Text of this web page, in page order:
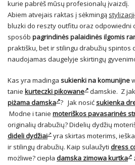
kurie pabrėš mūsų profesionalų įvaizdį.
Abiem atvejais raktas į sėkmingą stylizacji
bluzki do reszty outfitu oraz odpowiedni
sposób pagrindinės palaidinės ilgomis
praktišku, bet ir stilingu drabužių spintos
naudojamas daugelyje skirtingų
Kas yra madinga sukienki na komunijne
tanie kurteczki pikowane
damskie. Z
piżama damska ? Jak nosićsukienka
Modne i tanie moteriškos pavasarinės
originalių drabužių? Didelių dydžių
dideli dydžiai
yra skirtas moterims,
ir stilingų drabužių. Kaip sulaužyti dress
możliwe? ciepła damska zimowa kurtka